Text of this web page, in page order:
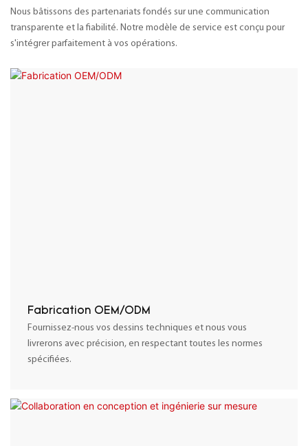
Nous bâtissons des partenariats fondés sur une communication
transparente et la fiabilité. Notre modèle de service est conçu pour
s'intégrer parfaitement à vos opérations.
Fabrication OEM/ODM
Fournissez-nous vos dessins techniques et nous vous
livrerons avec précision, en respectant toutes les normes
spécifiées.